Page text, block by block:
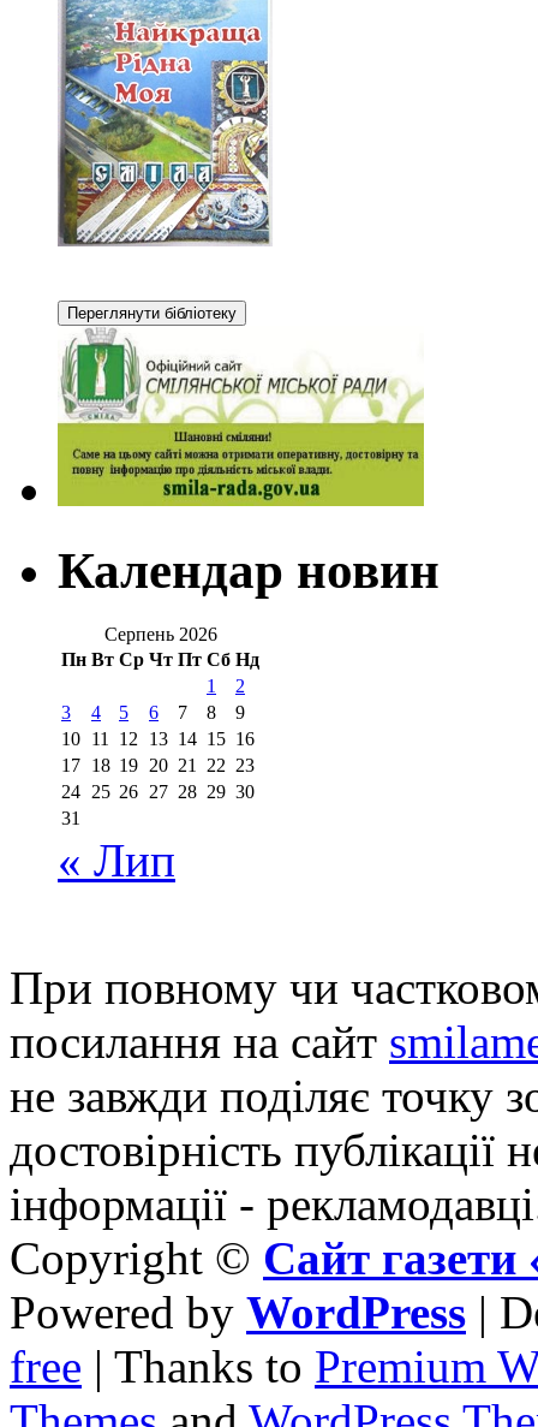
Календар новин
Серпень 2026
Пн Вт Ср Чт Пт Сб Нд
1
2
3
4 5 6 7 8
9
10 11 12 13 14 15 16
17 18 19 20 21 22 23
24 25 26 27 28 29 30
31
« Лип
При повному чи
посилання на сайт
не завжди поділяє точку
достовірність публікації
інформації -
Copyright © Сайт
Powered by WordPress |
free | Thanks to Premium